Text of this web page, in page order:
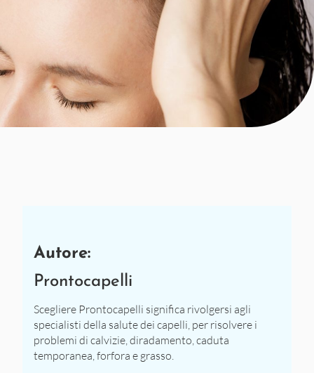
Autore:
Prontocapelli
Scegliere Prontocapelli significa rivolgersi agli
specialisti della salute dei capelli, per risolvere i
problemi di calvizie, diradamento, caduta
temporanea, forfora e grasso.